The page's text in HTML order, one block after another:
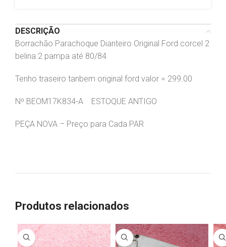
DESCRIÇÃO
Borrachão Parachoque Dianteiro Original Ford corcel 2
belina 2 pampa até 80/84
Tenho traseiro tanbem original ford valor = 299.00
Nº BEOM17K834-A ESTOQUE ANTIGO
PEÇA NOVA – Preço para Cada PAR
Produtos relacionados